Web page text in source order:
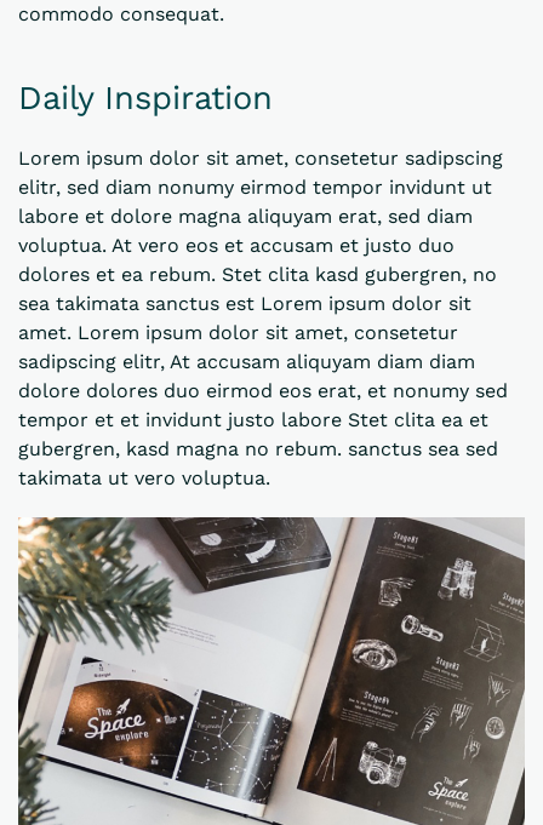
commodo consequat.
Daily Inspiration
Lorem ipsum dolor sit amet, consetetur sadipscing
elitr, sed diam nonumy eirmod tempor invidunt ut
labore et dolore magna aliquyam erat, sed diam
voluptua. At vero eos et accusam et justo duo
dolores et ea rebum. Stet clita kasd gubergren, no
sea takimata sanctus est Lorem ipsum dolor sit
amet. Lorem ipsum dolor sit amet, consetetur
sadipscing elitr, At accusam aliquyam diam diam
dolore dolores duo eirmod eos erat, et nonumy sed
tempor et et invidunt justo labore Stet clita ea et
gubergren, kasd magna no rebum. sanctus sea sed
takimata ut vero voluptua.